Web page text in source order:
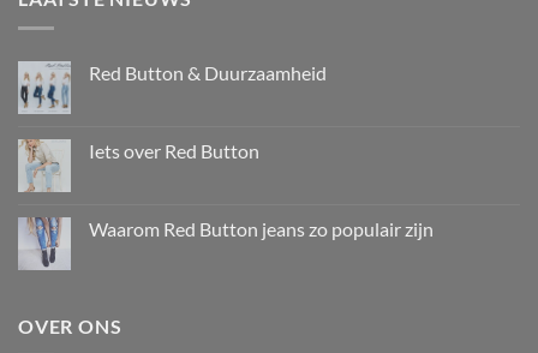
Red Button & Duurzaamheid
Iets over Red Button
Waarom Red Button jeans zo populair zijn
OVER ONS